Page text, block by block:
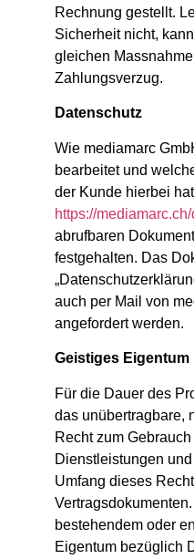
Rechnung gestellt.
Sicherheit nicht,
gleichen
Zahlungsverzug.
Datenschutz
Wie mediamarc
bearbeitet und
der Kunde hierbei
https://
abrufbaren
festgehalten. Das
auch per Mail von
angefordert werden.
Geistiges Eigentum
Für die Dauer des
das unübertragbare,
Recht zum
Dienstleistungen
Umfang dieses
bestehendem oder
Eigentum bezüglich